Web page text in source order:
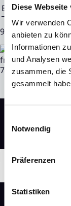
Diese
Wir verwenden
anbieten zu
Informationen
und Analysen
zusammen, die
gesammelt
Notwendig
Präferenzen
Statistiken
Ende der
95757 09.12.2024